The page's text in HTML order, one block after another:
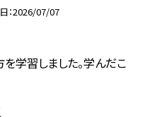
2026/07/07
学習しました。学んだこ